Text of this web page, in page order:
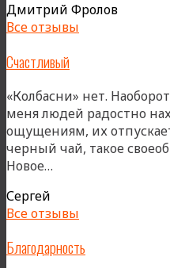
Дмитрий Фролов
Все отзывы
Счастливый
«Колбасни» нет.
меня людей радостно
ощущениям, их
черный чай, такое
Новое…
Сергей
Все отзывы
Благодарность